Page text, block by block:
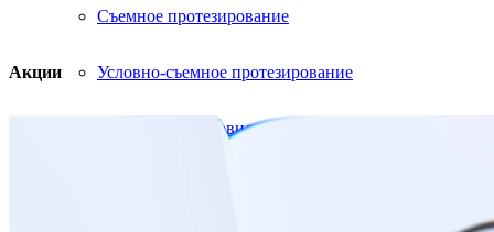
Съемное протезирование
Условно-съемное протезирование
Коронки и мостовидные протезы
Акции